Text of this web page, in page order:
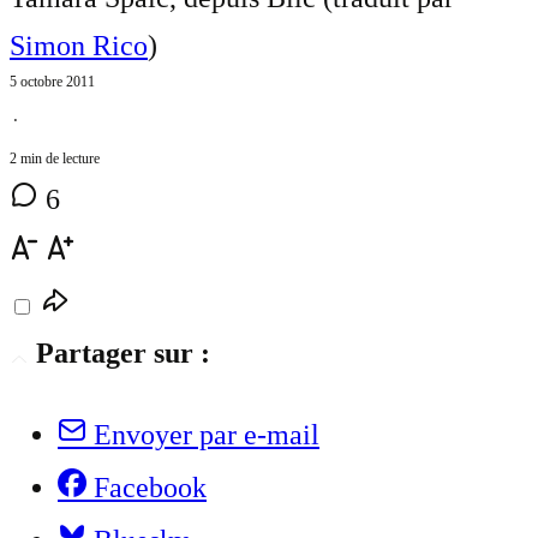
Simon Rico)
5 octobre 2011
⋅
2 min de lecture
6
Partager sur :
Envoyer par e-mail
Facebook